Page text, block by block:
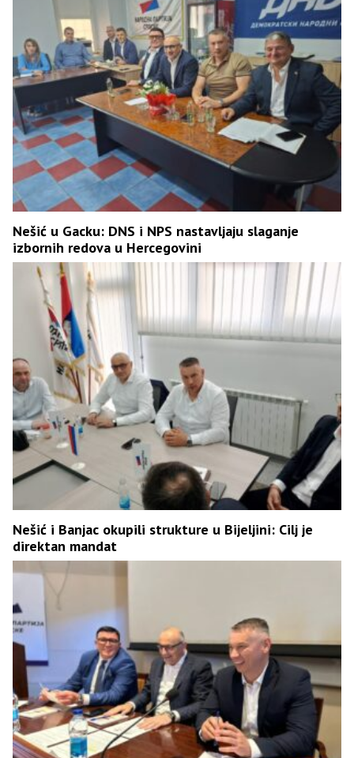
Nešić u Gacku: DNS i NPS nastavljaju slaganje
izbornih redova u Hercegovini
Nešić i Banjac okupili strukture u Bijeljini: Cilj je
direktan mandat